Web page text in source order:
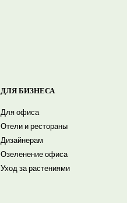
ДЛЯ БИЗНЕСА
Для офиса
Отели и рестораны
Дизайнерам
Озеленение офиса
Уход за растениями